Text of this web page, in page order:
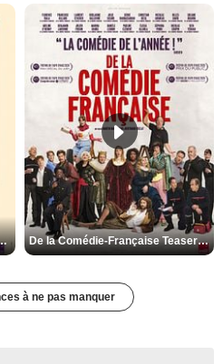
Bande-annonce VF De la Comédie-Française Teaser VF
à ne pas manquer